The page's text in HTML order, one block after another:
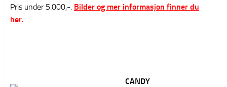
Pris under 5.000,-. Bilder og mer informasjon finner du
her.
CANDY